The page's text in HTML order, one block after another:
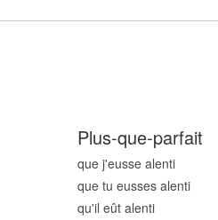
Plus-que-parfait
que j'eusse alenti
que tu eusses alenti
qu'il eût alenti